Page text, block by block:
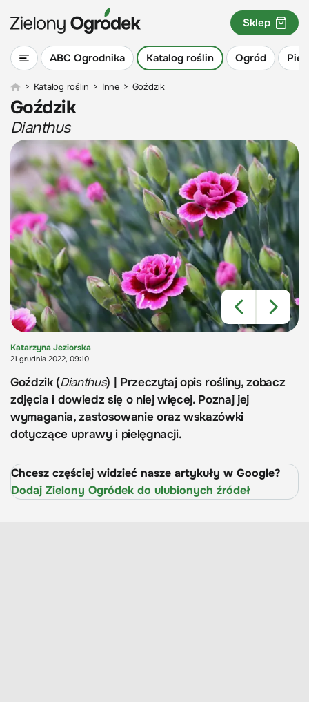
ABC Ogrodnika Katalog roślin Ogród
Sklep
> Katalog roślin > Inne > Goździk
Goździk
Dianthus
Katarzyna Jeziorska
21 grudnia 2022, 09:10
Goździk (Dianthus) | Przeczytaj opis rośliny, zobacz
zdjęcia i dowiedz się o niej więcej. Poznaj jej
wymagania, zastosowanie oraz wskazówki
dotyczące uprawy i pielęgnacji.
Chcesz częściej widzieć nasze artykuły w Google?
Dodaj Zielony Ogródek do ulubionych źródeł